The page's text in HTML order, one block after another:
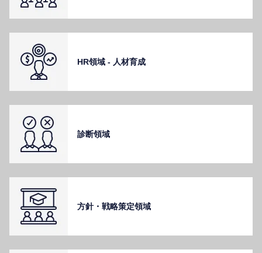
HR領域 - ⼈材育成
診断領域
⽅針・戦略策定領域